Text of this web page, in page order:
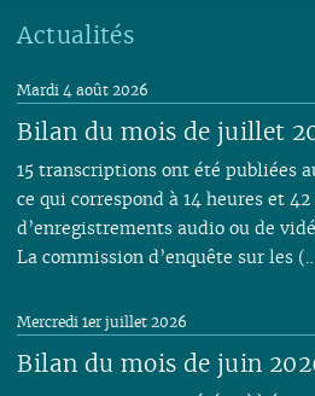
Actualités
Bilan du mois de juillet
Mardi 4 août 2026
15 transcriptions ont été publiées
ce qui correspond à 14 heures et
d’enregistrements audio ou de
La commission d’enquête sur les
Bilan du mois de juin
Mercredi 1er juillet 2026